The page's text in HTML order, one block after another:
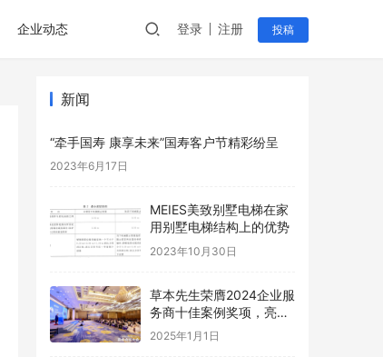
企业动态 登录 注册 投稿
新闻
“牵手国寿 康享未来”国寿客户节精彩纷呈
2023年6月17日
MEIES美致别墅电梯在家
用别墅电梯结构上的优势
2023年10月30日
草本先生荣膺2024企业服
务商十佳案例奖项，亮相
中国商会会长大会共话健
康数字未来
2025年1月1日